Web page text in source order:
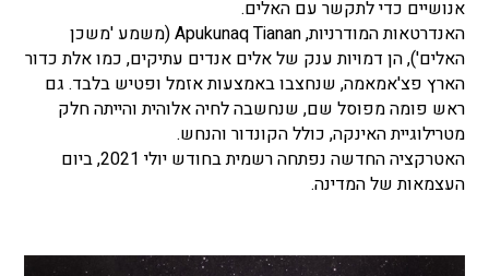
אנושיים כדי לתקשר עם האלים.
האנדרטאות המודרניות, Apukunaq Tianan (משמע 'משכן
האלים'), הן דמויות ענק של אלים אנדים עתיקים, כמו אלת כדור
הארץ פצ'אמאמה, שנחצבו באמצעות אזמל ופטיש בלבד. גם
ראש פומה מפוסל שם, שנחשבה לחיה אלוהית והייתה חלק
מטרילוגיית האינקה, כולל הקונדור והנחש.
האטרקציה החדשה נפתחה רשמית בחודש יולי 2021, ביום
העצמאות של המדינה.